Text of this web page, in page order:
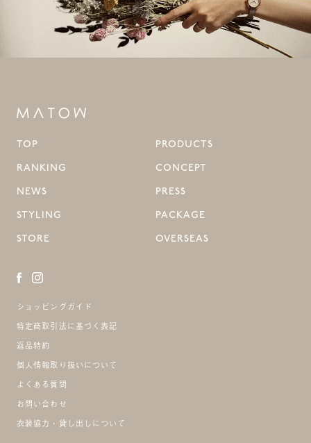
TOP
PRODUCTS
RANKING
CONCEPT
NEWS
PRESS
STYLING
PACKAGE
STORE
OVERSEAS
ショッピングガイド
特定商取引法に基づく表記
返品特約
個人情報取り扱いについて
よくある質問
お問い合わせ
衣装協力・貸し出しについて